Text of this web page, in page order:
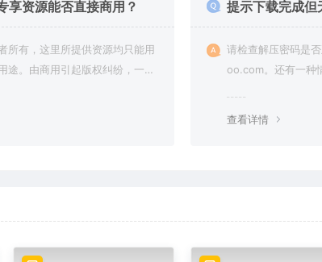
享资源能否直接商用？
所有，这里所提供资源均只能用
途。由商用引起版权纠纷，一切
提示下载完成但
请检查解压密码是
oo.com。还有一种
查看详情